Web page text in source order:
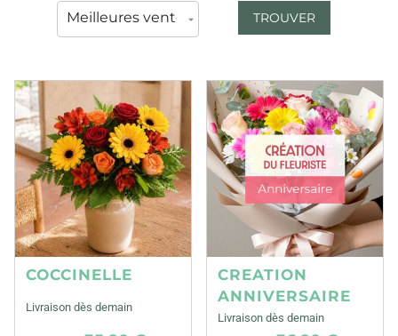
TROUVER
COCCINELLE
Livraison dès demain
CREATION
ANNIVERSAIRE
Livraison dès demain